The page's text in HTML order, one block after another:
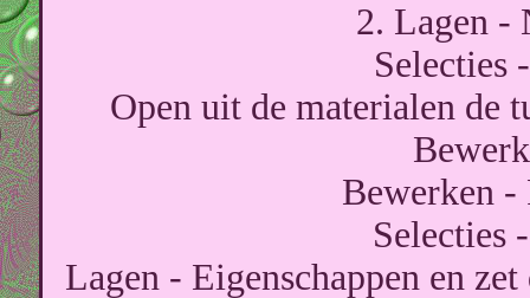
2. Lagen -
Selecties
Open uit de materialen de
Bewerken -
Selecties
Lagen - Eigenschappen en